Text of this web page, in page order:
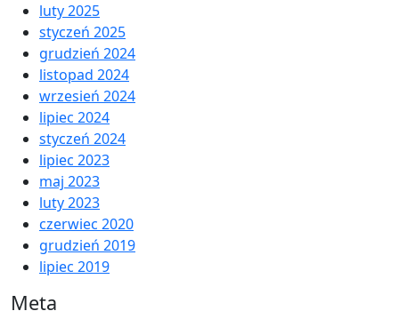
luty 2025
styczeń 2025
grudzień 2024
listopad 2024
wrzesień 2024
lipiec 2024
styczeń 2024
lipiec 2023
maj 2023
luty 2023
czerwiec 2020
grudzień 2019
lipiec 2019
Meta